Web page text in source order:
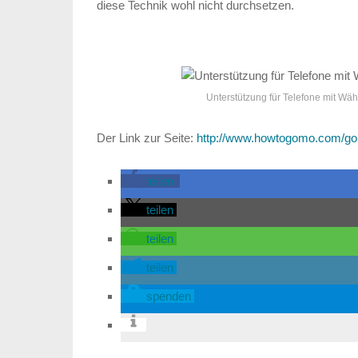
diese Technik wohl nicht durchsetzen.
Unterstützung für Telefone mit
Der Link zur Seite: http://www.howtogomo.com/
teilen
teilen
teilen
teilen
spenden